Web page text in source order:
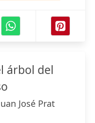
árbol del
José Prat